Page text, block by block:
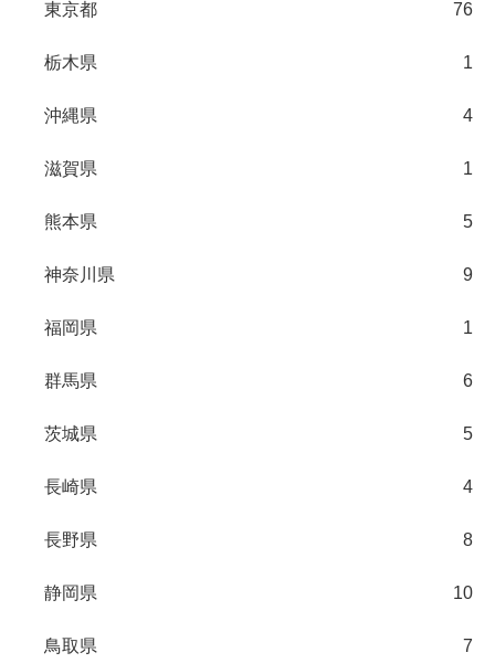
東京都 76
栃木県 1
沖縄県 4
滋賀県 1
熊本県 5
神奈川県 9
福岡県 1
群馬県 6
茨城県 5
長崎県 4
長野県 8
静岡県 10
鳥取県 7